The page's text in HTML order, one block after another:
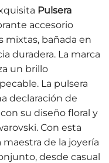
Pulsera
accesorio
mixtas, bañada en
duradera. La marca
un brillo
La pulsera
declaración de
su diseño floral y
Con esta
de la joyería
desde casual